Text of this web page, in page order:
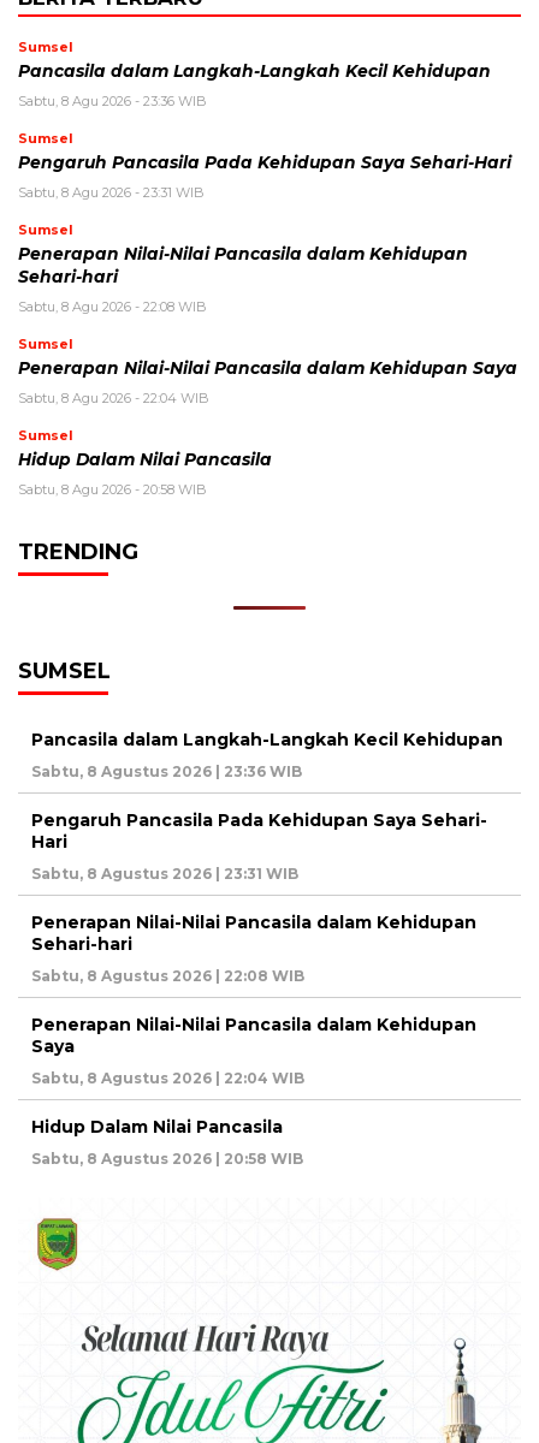
Sumsel
Pancasila dalam Langkah-Langkah Kecil Kehidupan
Sabtu, 8 Agu 2026 - 23:36 WIB
Sumsel
Pengaruh Pancasila Pada Kehidupan Saya Sehari-Hari
Sabtu, 8 Agu 2026 - 23:31 WIB
Sumsel
Penerapan Nilai-Nilai Pancasila dalam Kehidupan
Sehari-hari
Sabtu, 8 Agu 2026 - 22:08 WIB
Sumsel
Penerapan Nilai-Nilai Pancasila dalam Kehidupan Saya
Sabtu, 8 Agu 2026 - 22:04 WIB
Sumsel
Hidup Dalam Nilai Pancasila
Sabtu, 8 Agu 2026 - 20:58 WIB
TRENDING
SUMSEL
Pancasila dalam Langkah-Langkah Kecil Kehidupan
Sabtu, 8 Agustus 2026 | 23:36 WIB
Pengaruh Pancasila Pada Kehidupan Saya Sehari-
Hari
Sabtu, 8 Agustus 2026 | 23:31 WIB
Penerapan Nilai-Nilai Pancasila dalam Kehidupan
Sehari-hari
Sabtu, 8 Agustus 2026 | 22:08 WIB
Penerapan Nilai-Nilai Pancasila dalam Kehidupan
Saya
Sabtu, 8 Agustus 2026 | 22:04 WIB
Hidup Dalam Nilai Pancasila
Sabtu, 8 Agustus 2026 | 20:58 WIB